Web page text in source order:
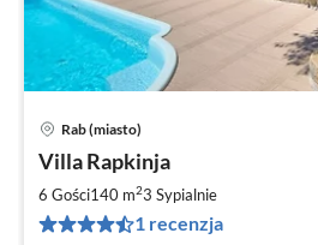
Rab (miasto)
Villa Rapkinja
6 Gości140 m23 Sypialnie
1 recenzja